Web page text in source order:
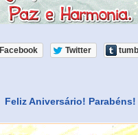
Facebook Twitter
Feliz Aniversário! Parabéns!